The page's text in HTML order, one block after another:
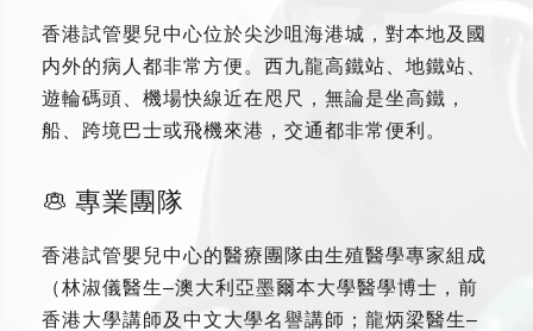
香港試管嬰兒中心位於尖沙咀海港城，對本地及國
内外的病人都非常方便。西九龍高鐵站、地鐵站、
遊輪碼頭、機場快線近在咫尺，無論是坐高鐵，
船、跨境巴士或飛機來港，交通都非常便利。
專業團隊
香港試管嬰兒中心的醫療團隊由生殖醫學專家組成
（林淑儀醫生–澳大利亞墨爾本大學醫學博士，前
香港大學講師及中文大學名譽講師；龍炳梁醫生–